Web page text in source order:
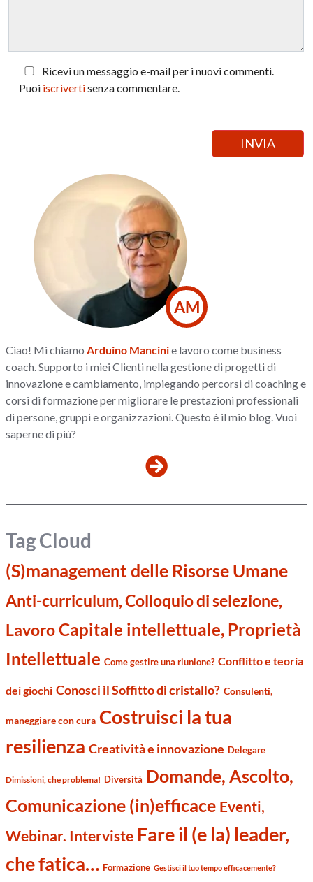
Ricevi un messaggio e-mail per i nuovi commenti.
Puoi iscrivertisenza commentare.
AM
Ciao! Mi chiamoArduino Mancinie lavoro come business
coach. Supporto i miei Clienti nella gestione di progetti di
innovazione e cambiamento, impiegando percorsi di coaching e
corsi di formazione per migliorare le prestazioni professionali
di persone, gruppi e organizzazioni. Questo è il mio blog. Vuoi
saperne di più?
Tag Cloud
(S)management delle Risorse Umane
Anti-curriculum, Colloquio di selezione,
LavoroCapitale intellettuale, Proprietà
Intellettuale Come gestire una riunione? Conflitto e teoria
dei giochi Conosci il Soffitto di cristallo? Consulenti,
maneggiare con cura Costruisci la tua
resilienza Creatività e innovazione Delegare
Dimissioni, che problema! Diversità Domande, Ascolto,
Comunicazione (in)efficace Eventi,
Webinar. Interviste Fare il (e la) leader,
che fatica… Formazione Gestisci il tuo tempo efficacemente?